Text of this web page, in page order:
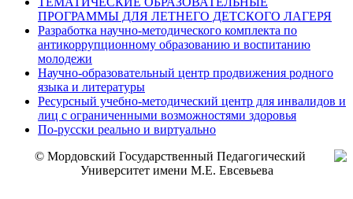
ПРОГРАММЫ ДЛЯ ЛЕТНЕГО ДЕТСКОГО ЛАГЕРЯ
Разработка научно-методического комплекта по
антикоррупционному образованию и воспитанию
молодежи
Научно-образовательный центр продвижения родного
языка и литературы
Ресурсный учебно-методический центр для инвалидов и
лиц с ограниченными возможностями здоровья
По-русски реально и виртуально
© Мордовский Государственный Педагогический
Университет имени М.Е. Евсевьева